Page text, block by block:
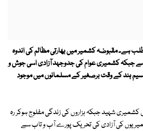
سے حل طلب ہے۔ مقبوضہ کشمیر میں بھارتی مظالم کی اندوہ
پر محیط ہے جبکہ کشمیری عوام کی جدوجہد آزادی اسی جوش و
ہند کے وقت برصغیر کے مسلمانوں میں موجود
شہید جبکہ ہزاروں کی زندگی مفلوج ہوکر رہ
کی آزادی کی تحریک پورے آب و تاب سے